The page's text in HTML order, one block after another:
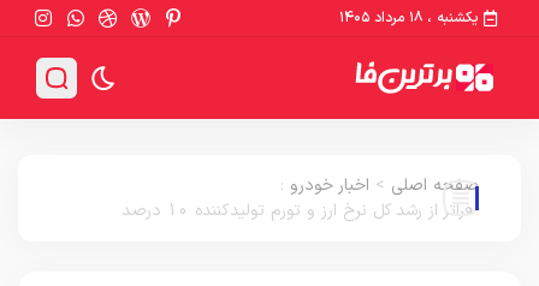
یکشنبه ، ۱۸ مرداد ۱۴۰۵
صفحه اصلی > اخبار خودرو :
فراتر از رشد کل نرخ ارز و تورم تولیدکننده 10 درصد